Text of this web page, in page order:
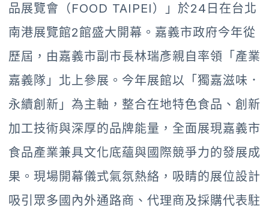
品展覽會（FOOD TAIPEI）」於24日在台北
南港展覽館2館盛大開幕。嘉義市政府今年從
歷屆，由嘉義市副市長林瑞彥親自率領「產業
嘉義隊」北上參展。今年展館以「獨嘉滋味．
永續創新」為主軸，整合在地特色食品、創新
加工技術與深厚的品牌能量，全面展現嘉義市
食品產業兼具文化底蘊與國際競爭力的發展成
果。現場開幕儀式氣氛熱絡，吸睛的展位設計
吸引眾多國內外通路商、代理商及採購代表駐